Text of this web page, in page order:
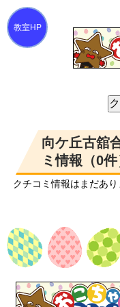
向ケ丘古舘
ミ情報（0件
クチコミ情報はまだあり